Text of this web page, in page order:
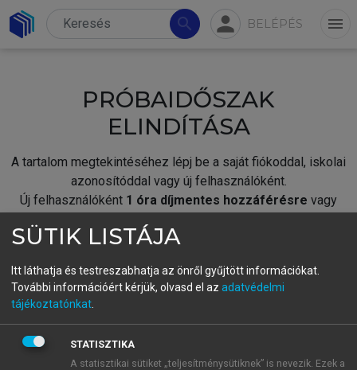
search person BELÉPÉS menu
PRÓBAIDŐSZAK
ELINDÍTÁSA
A tartalom megtekintéséhez lépj be a saját fiókoddal, iskolai
azonosítóddal vagy új felhasználóként.
Új felhasználóként 1 óra díjmentes hozzáférésre vagy
fiókoddal,vagy hozz létre új fiókot.
A regisztráció után apróbaidőszakautomatikusan
BELÉPÉS SAJÁT FIÓKKAL
SÜTIK LISTÁJA
Itt láthatja és testreszabhatja az önről gyűjtött információkat.
További információért kérjük, olvasd el az adatvédelmi
tájékoztatónkat
STATISZTIKA
A statisztikai sütiket „teljesítménysütiknek” is nevezik. Ezek a